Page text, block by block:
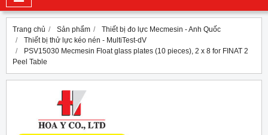
Trang chủ Sản phẩm
Thiết bị đo lực Mecmesin - Anh Quốc
Thiết bị thử lực kéo nén - MultiTest-dV
PSV15030 Mecmesin Float glass plates (10 pieces), 2 x 8 for FINAT 2
Peel Table